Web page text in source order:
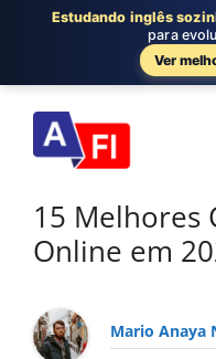
para
conteúdo
15 Melhores
Online em
Mario Anaya
Estudando inglês
para
Ver